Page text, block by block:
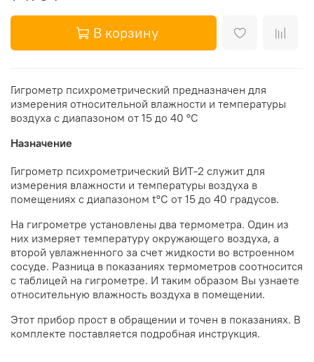
В корзину
Гигрометр психрометрический предназначен для
измерения относительной влажности и температуры
воздуха с диапазоном от 15 до 40 °С
Назначение
Гигрометр психрометрический ВИТ-2 служит для
измерения влажности и температуры воздуха в
помещениях с диапазоном t°C от 15 до 40 градусов.
На гигрометре установлены два термометра. Один из
них измеряет температуру окружающего воздуха, а
второй увлажненного за счет жидкости во встроенном
сосуде. Разница в показаниях термометров соотносится
с таблицей на гигрометре. И таким образом Вы узнаете
относительную влажность воздуха в помещении.
Этот прибор прост в обращении и точен в показаниях. В
комплекте поставляется подробная инструкция.